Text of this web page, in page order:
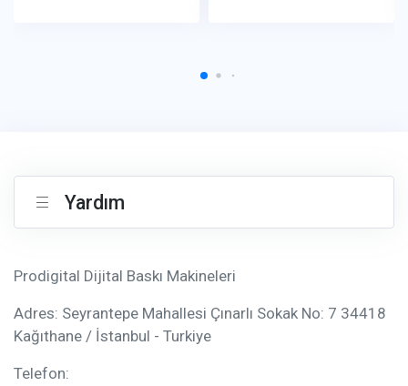
Yardım
Prodigital Dijital Baskı Makineleri
Adres: Seyrantepe Mahallesi Çınarlı Sokak No: 7 34418
Kağıthane / İstanbul - Turkiye
Telefon: